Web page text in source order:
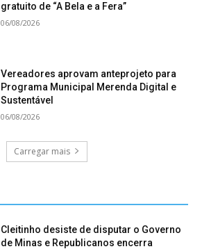
gratuito de “A Bela e a Fera”
06/08/2026
Vereadores aprovam anteprojeto para
Programa Municipal Merenda Digital e
Sustentável
06/08/2026
Carregar mais
Cleitinho desiste de disputar o Governo
de Minas e Republicanos encerra